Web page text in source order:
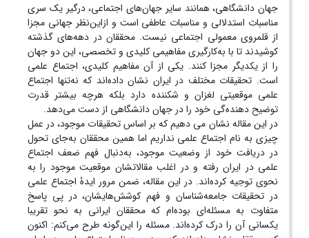
جهان دانشگاهی، همانند سایر جهان‌های اجتماعی، درگیر یک سری
مناسبات استدلالی و مناسبات عاطفی است و ازاین‌نظر جهانی مجزا
از قلمروی معمولی اجتماعی نیست. محققان در دهه‌های گذشته
کوشیدند تا با به‌کارگیری مفاهیمی کلیدی و تخصصی، این دو جهان
را از یکدیگر مجزا کنند. یکی از آن مفاهیم کلیدی، اجتماع علمی
است. تحقیقات مختلف در ایران نشان داده‌اند که نه‌تنها اجتماع
علمی موقعیتی لغزان و شکننده دارد بلکه هرچه بیشتر قدرت
توضیح دهنده‌گی خود را در جهان دانشگاهی از دست می‌دهد.
در این مقاله نشان می دهیم که بر اساس تحقیقات موجود، در عمل
چیزی به نام اجتماع علمی نداریم اما همین محققان به‌جای تحول
در دریافت خود از وضعیت موجود، به‌دنبال فهم ضعف اجتماع
علمی در ایران رفته‌ و در اغلب مقالاتشان موقعیت موجود را به
نحوی توجیه کرده‌اند. در این مقاله، ضمن مرور ایدۀ اجتماع علمی
در تحقیقات جامعه‌شناسان و فهم کوشش‌هایشان، در پی پاسخ
متفاوت به مسئله‌ای بوده‌ام که محققان ایرانی به نحو تقریبا
یکسانی آن را درک کرده‌اند. مسئله را این‌گونه طرح می‌کنم: اکنون